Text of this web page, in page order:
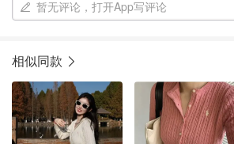
暂无评论，打开App写评论
相似同款